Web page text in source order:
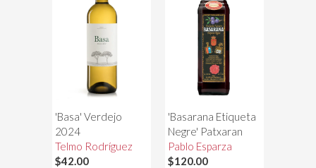
'Basa' Verdejo
2024
Telmo Rodríguez
$42.00
'Basarana Etiqueta
Negre' Patxaran
Pablo Esparza
$120.00